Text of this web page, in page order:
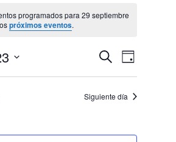
programados para 29 septiembre
próximos eventos.
Navegación
de
búsqueda
y
vistas
Buscar
de
vistas
Evento
Día
Siguiente día